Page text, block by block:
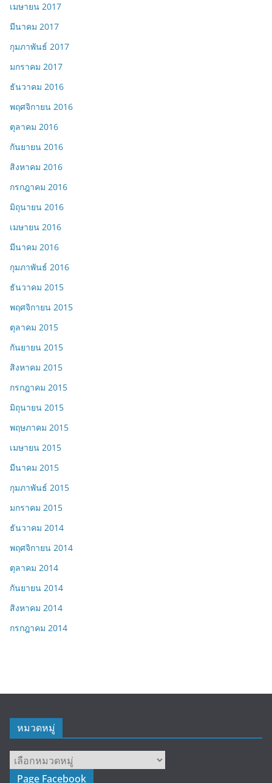
เมษายน 2017
มีนาคม 2017
กุมภาพันธ์ 2017
มกราคม 2017
ธันวาคม 2016
พฤศจิกายน 2016
ตุลาคม 2016
กันยายน 2016
สิงหาคม 2016
กรกฎาคม 2016
มิถุนายน 2016
เมษายน 2016
มีนาคม 2016
กุมภาพันธ์ 2016
ธันวาคม 2015
พฤศจิกายน 2015
ตุลาคม 2015
กันยายน 2015
สิงหาคม 2015
กรกฎาคม 2015
มิถุนายน 2015
พฤษภาคม 2015
เมษายน 2015
มีนาคม 2015
กุมภาพันธ์ 2015
มกราคม 2015
ธันวาคม 2014
พฤศจิกายน 2014
ตุลาคม 2014
กันยายน 2014
สิงหาคม 2014
กรกฎาคม 2014
หมวดหมู่
หมวด
หมู่Page Facebook